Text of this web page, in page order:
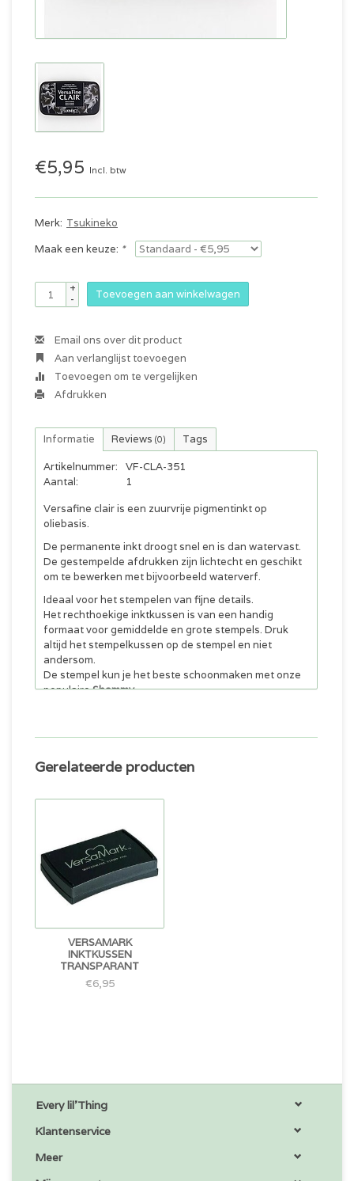
€5,95 Incl. btw
Merk: Tsukineko
Maak een keuze: *
+
-
Toevoegen aan winkelwagen
Email ons over dit product
Aan verlanglijst toevoegen
Toevoegen om te vergelijken
Afdrukken
Informatie Reviews (0) Tags
Artikelnummer:
VF-CLA-351
Aantal:
1
Versafine clair is een zuurvrije pigmentinkt op
oliebasis.
De permanente inkt droogt snel en is dan watervast.
De gestempelde afdrukken zijn lichtecht en geschikt
om te bewerken met bijvoorbeeld waterverf.
Ideaal voor het stempelen van fijne details.
Het rechthoekige inktkussen is van een handig
formaat voor gemiddelde en grote stempels. Druk
altijd het stempelkussen op de stempel en niet
andersom.
De stempel kun je het beste schoonmaken met onze
populaireShammy.
Gerelateerde producten
VERSAMARK
INKTKUSSEN
TRANSPARANT
€6,95
Every lil'Thing
Klantenservice
Meer